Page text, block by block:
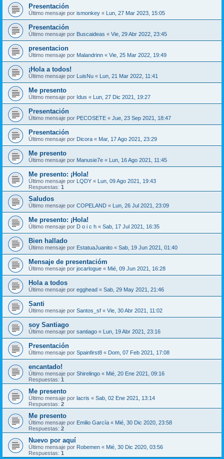
Presentación
Último mensaje por ismonkey « Lun, 27 Mar 2023, 15:05
Presentación
Último mensaje por Buscaideas « Vie, 29 Abr 2022, 23:45
presentacion
Último mensaje por Malandrinn « Vie, 25 Mar 2022, 19:49
¡Hola a todos!
Último mensaje por LuisNu « Lun, 21 Mar 2022, 11:41
Me presento
Último mensaje por Idus « Lun, 27 Dic 2021, 19:27
Presentación
Último mensaje por PECOSETE « Jue, 23 Sep 2021, 18:47
Presentación
Último mensaje por Dicora « Mar, 17 Ago 2021, 23:29
Me presento
Último mensaje por Manusie7e « Lun, 16 Ago 2021, 11:45
Me presento: ¡Hola!
Último mensaje por LQDY « Lun, 09 Ago 2021, 19:43
Respuestas: 1
Saludos
Último mensaje por COPELAND « Lun, 26 Jul 2021, 23:09
Me presento: ¡Hola!
Último mensaje por D o i c h « Sab, 17 Jul 2021, 16:35
Bien hallado
Último mensaje por EstatuaJuanito « Sab, 19 Jun 2021, 01:40
Mensaje de presentacióm
Último mensaje por jocarlogue « Mié, 09 Jun 2021, 16:28
Hola a todos
Último mensaje por egghead « Sab, 29 May 2021, 21:46
Santi
Último mensaje por Santos_sf « Vie, 30 Abr 2021, 11:02
soy Santiago
Último mensaje por santiago « Lun, 19 Abr 2021, 23:16
Presentación
Último mensaje por Spainfirst8 « Dom, 07 Feb 2021, 17:08
encantado!
Último mensaje por Shirelingo « Mié, 20 Ene 2021, 09:16
Respuestas: 1
Me presento
Último mensaje por lacris « Sab, 02 Ene 2021, 13:14
Respuestas: 2
Me presento
Último mensaje por Emilio García « Mié, 30 Dic 2020, 23:58
Respuestas: 2
Nuevo por aquí
Último mensaje por Robemen « Mié, 30 Dic 2020, 03:56
Respuestas: 1